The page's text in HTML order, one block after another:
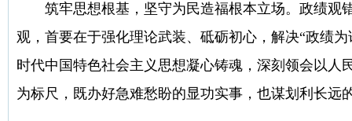
筑牢思想根基，坚守为民造福根本立场。政绩观
观，首要在于强化理论武装、砥砺初心，解决“政绩
时代中国特色社会主义思想凝心铸魂，深刻领会以人
为标尺，既办好急难愁盼的显功实事，也谋划利长远